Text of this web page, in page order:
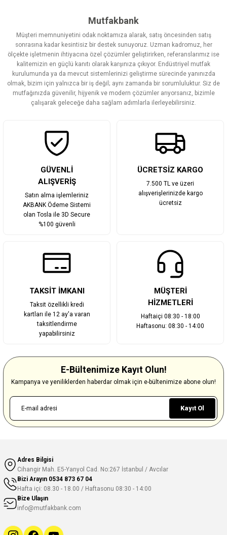
Görüş ve önerileriniz için teşekkür ederiz.
Ürün resmi kalitesiz, bozuk veya görüntülenemiyor.
Ürün açıklamasında eksik bilgiler bulunuyor.
Ürün bilgilerinde hatalar bulunuyor.
Ürün fiyatı diğer sitelerden daha pahalı.
Bu ürüne benzer farklı alternatifler olmalı.
Mutfakbank
Müşteri memnuniyetini odak noktamıza alarak, satış öncesinden satış
sonrasına kadar kesintisiz bir destek sunuyoruz. Uzman kadromuz, her
ölçekte işletmenin ihtiyacına özel çözümler geliştirirken, referanslarımız ise
kalitemizin en güçlü kanıtı olarak karşınıza çıkıyor. Endüstriyel mutfak
kurulumunda ya da mevcut sistemlerinizi geliştirme sürecinde yanınızda
olmak, bizim için yalnızca bir iş değil; aynı zamanda bir sorumluluktur. Siz de
mutfağınızda güvenilir, hijyenik ve modern çözümler arıyorsanız, bizimle
çalışarak geleceğe daha sağlam adımlarla ilerleyebilirsiniz.
GÜVENLİ
ALIŞVERİŞ
Satın alma işlemleriniz
AKBANK Ödeme Sistemi
olan Tosla ile 3D Secure
%100 güvenli
ÜCRETSİZ KARGO
7.500 TL ve üzeri
alışverişlerinizde kargo
ücretsiz
TAKSİT İMKANI
Taksit özellikli kredi
kartları ile 12 ay'a varan
taksitlendirme
yapabilirsiniz
MÜŞTERİ
HİZMETLERİ
Haftaiçi 08:30 - 18:00
Haftasonu: 08:30 - 14:00
E-Bültenimize Kayıt Olun!
Kampanya ve yeniliklerden haberdar olmak için e-bültenimize abone olun!
Kayıt Ol
Adres Bilgisi
Cihangir Mah. E5-Yanyol Cad. No:267 İstanbul / Avcılar
Bizi Arayın 0534 873 67 04
Hafta içi: 08.30 - 18.00 / Haftasonu 08:30 - 14:00
Bize Ulaşın
info@mutfakbank.com